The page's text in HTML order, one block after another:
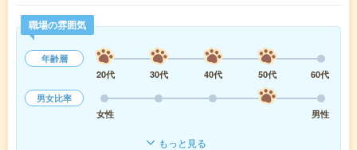
職場の雰囲気
年齢層
20代
30代 40代 50代
60代
男女比率
女性
男性
もっと見る